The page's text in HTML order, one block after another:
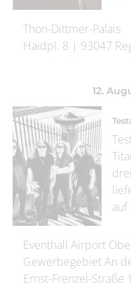
Thon-Dittmer-Palais
Haidpl. 8 | 93047
12.
auf
Eventhall Airport
Gewerbegebiet An
Ernst-Frenzel-Straße